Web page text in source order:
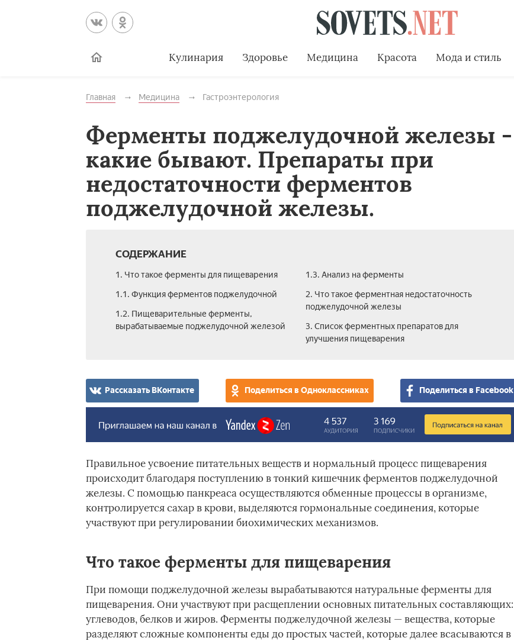
Кулинария Здоровье Медицина Красота Мода и стиль
Главная Медицина Гастроэнтерология
Ферменты поджелудочной железы -
какие бывают. Препараты при
недостаточности ферментов
поджелудочной железы.
СОДЕРЖАНИЕ
1. Что такое ферменты для пищеварения
1.1. Функция ферментов поджелудочной
1.2. Пищеварительные ферменты,
вырабатываемые поджелудочной железой
1.3. Анализ на ферменты
2. Что такое ферментная недостаточность
поджелудочной железы
3. Список ферментных препаратов для
улучшения пищеварения
Рассказать ВКонтакте Поделиться в Одноклассниках Поделиться в Facebook
Правильное усвоение питательных веществ и нормальный процесс пищеварения
происходит благодаря поступлению в тонкий кишечник ферментов поджелудочной
железы. С помощью панкреаса осуществляются обменные процессы в организме,
контролируется сахар в крови, выделяются гормональные соединения, которые
участвуют при регулировании биохимических механизмов.
Что такое ферменты для пищеварения
При помощи поджелудочной железы вырабатываются натуральные ферменты для
пищеварения. Они участвуют при расщеплении основных питательных составляющих:
углеводов, белков и жиров. Ферменты поджелудочной железы — вещества, которые
разделяют сложные компоненты еды до простых частей, которые далее всасываются в